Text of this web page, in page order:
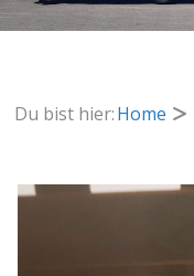
Du bist hier:Home